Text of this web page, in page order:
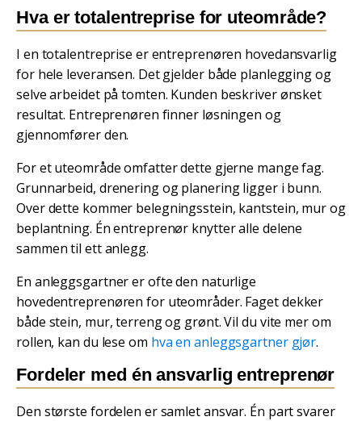
Hva er totalentreprise for uteområde?
I en totalentreprise er entreprenøren hovedansvarlig
for hele leveransen. Det gjelder både planlegging og
selve arbeidet på tomten. Kunden beskriver ønsket
resultat. Entreprenøren finner løsningen og
gjennomfører den.
For et uteområde omfatter dette gjerne mange fag.
Grunnarbeid, drenering og planering ligger i bunn.
Over dette kommer belegningsstein, kantstein, mur og
beplantning. Én entreprenør knytter alle delene
sammen til ett anlegg.
En anleggsgartner er ofte den naturlige
hovedentreprenøren for uteområder. Faget dekker
både stein, mur, terreng og grønt. Vil du vite mer om
rollen, kan du lese om hva en anleggsgartner gjør.
Fordeler med én ansvarlig entreprenør
Den største fordelen er samlet ansvar. Én part svarer